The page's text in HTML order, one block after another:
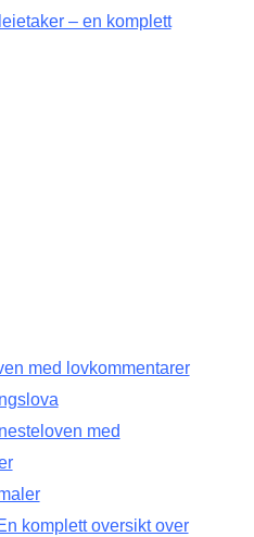
– en komplett
med lovkommentarer
med
komplett oversikt over